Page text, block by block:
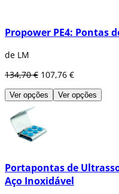
Propower PE4: Pontas
de LM
134,70 € 107,76 €
Ver opções Ver opções
Portapontas de
Aço Inoxidável